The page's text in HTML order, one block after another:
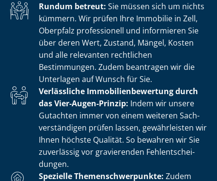
Rundum betreut: Sie müssen sich um nichts
kümmern. Wir prüfen Ihre Immobilie in Zell,
Oberpfalz professionell und informieren Sie
über deren Wert, Zustand, Mängel, Kosten
und alle relevanten rechtlichen
Bestimmungen. Zudem beantragen wir die
Unterlagen auf Wunsch für Sie.
Verlässliche Im­mo­bi­li­en­be­wer­tung durch
das Vier-Augen-Prinzip: Indem wir unsere
Gutachten immer von einem weiteren Sach­
ver­stän­di­gen prüfen lassen, gewährleisten wir
Ihnen höchste Qualität. So bewahren wir Sie
zuverlässig vor gravierenden Fehl­ent­schei­
dun­gen.
Spezielle The­men­schwer­punk­te: Zudem